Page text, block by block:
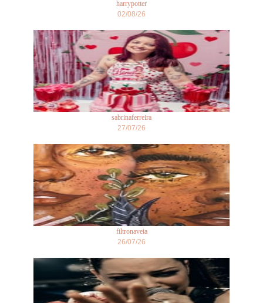
harrypotter
02/08/26
sabrinaferreira
27/07/26
filtronaveia
26/07/26